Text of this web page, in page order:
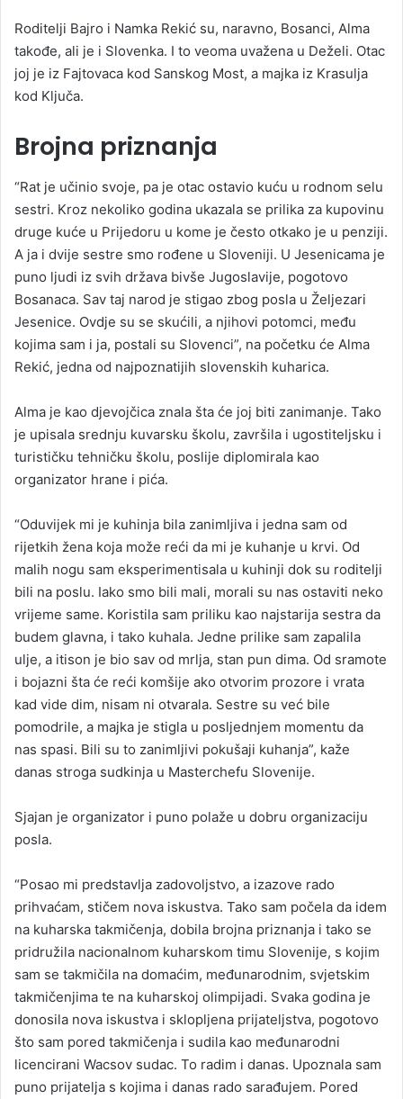
Roditelji Bajro i Namka Rekić su, naravno, Bosanci, Alma
takođe, ali je i Slovenka. I to veoma uvažena u Deželi. Otac
joj je iz Fajtovaca kod Sanskog Most, a majka iz Krasulja
kod Ključa.
Brojna priznanja
“Rat je učinio svoje, pa je otac ostavio kuću u rodnom selu
sestri. Kroz nekoliko godina ukazala se prilika za kupovinu
druge kuće u Prijedoru u kome je često otkako je u penziji.
A ja i dvije sestre smo rođene u Sloveniji. U Jesenicama je
puno ljudi iz svih država bivše Jugoslavije, pogotovo
Bosanaca. Sav taj narod je stigao zbog posla u Željezari
Jesenice. Ovdje su se skućili, a njihovi potomci, među
kojima sam i ja, postali su Slovenci”, na početku će Alma
Rekić, jedna od najpoznatijih slovenskih kuharica.
Alma je kao djevojčica znala šta će joj biti zanimanje. Tako
je upisala srednju kuvarsku školu, završila i ugostiteljsku i
turističku tehničku školu, poslije diplomirala kao
organizator hrane i pića.
“Oduvijek mi je kuhinja bila zanimljiva i jedna sam od
rijetkih žena koja može reći da mi je kuhanje u krvi. Od
malih nogu sam eksperimentisala u kuhinji dok su roditelji
bili na poslu. Iako smo bili mali, morali su nas ostaviti neko
vrijeme same. Koristila sam priliku kao najstarija sestra da
budem glavna, i tako kuhala. Jedne prilike sam zapalila
ulje, a itison je bio sav od mrlja, stan pun dima. Od sramote
i bojazni šta će reći komšije ako otvorim prozore i vrata
kad vide dim, nisam ni otvarala. Sestre su već bile
pomodrile, a majka je stigla u posljednjem momentu da
nas spasi. Bili su to zanimljivi pokušaji kuhanja”, kaže
danas stroga sudkinja u Masterchefu Slovenije.
Sjajan je organizator i puno polaže u dobru organizaciju
posla.
“Posao mi predstavlja zadovoljstvo, a izazove rado
prihvaćam, stičem nova iskustva. Tako sam počela da idem
na kuharska takmičenja, dobila brojna priznanja i tako se
pridružila nacionalnom kuharskom timu Slovenije, s kojim
sam se takmičila na domaćim, međunarodnim, svjetskim
takmičenjima te na kuharskoj olimpijadi. Svaka godina je
donosila nova iskustva i sklopljena prijateljstva, pogotovo
što sam pored takmičenja i sudila kao međunarodni
licencirani Wacsov sudac. To radim i danas. Upoznala sam
puno prijatelja s kojima i danas rado sarađujem. Pored